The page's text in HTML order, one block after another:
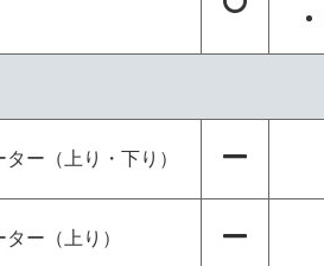
ー（上り・下り）
ー（上り）